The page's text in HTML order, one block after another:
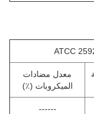
معدل مضادات
الميكروبات (٪)
------